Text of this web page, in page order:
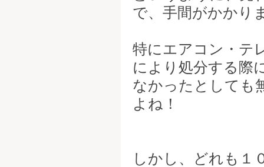
で、手間がかかり
特にエアコン・テ
により処分する際
なかったとしても
よね！
しかし、どれも１